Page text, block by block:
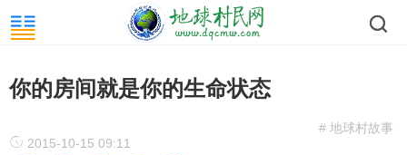
你的房间就是你的生命状态
# 地球村故事
2015-10-15 09:11